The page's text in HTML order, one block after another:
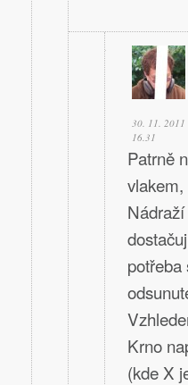
30. 11. 2011
16.31
Patrně
Krno
(kde X